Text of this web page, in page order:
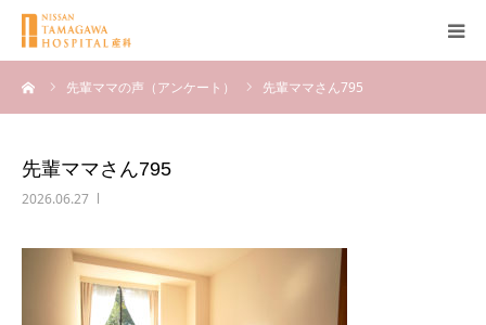
先輩ママの声（アンケート） 先輩ママさん795
先輩ママさん795
2026.06.27
産科について
無痛分娩